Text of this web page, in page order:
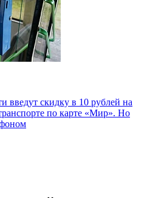
введут скидку в 10 рублей на
по карте «Мир». Но